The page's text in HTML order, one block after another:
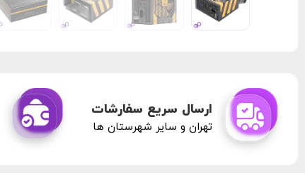
ارسال سریع سفارشات
تهران و سایر شهرستان ها